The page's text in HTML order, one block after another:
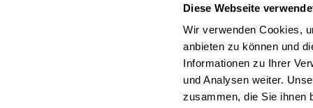
Diese Webseite
Wir verwenden Cookies,
anbieten zu können und
Informationen zu Ihrer
und Analysen weiter.
zusammen, die Sie ihnen